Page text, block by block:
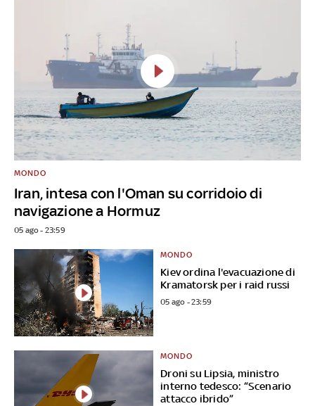
Iran, intesa con l'Oman su corridoio di
navigazione a Hormuz
MONDO
05 ago - 23:59
Kiev ordina l'evacuazione di
Kramatorsk per i raid russi
MONDO
05 ago - 23:59
Droni su Lipsia, ministro
interno tedesco: “Scenario
attacco ibrido”
MONDO